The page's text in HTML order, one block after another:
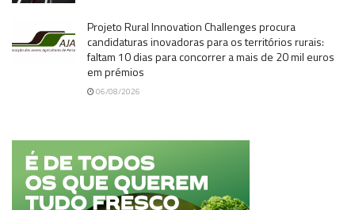
Projeto Rural Innovation Challenges procura
candidaturas inovadoras para os territórios rurais:
faltam 10 dias para concorrer a mais de 20 mil euros
em prémios
06/08/2026